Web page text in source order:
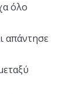
όλο
απάντησε